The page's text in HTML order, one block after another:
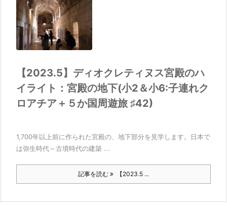
【2023.5】ディオクレティヌス宮殿のハ
イライト：宮殿の地下(小2＆小6:子連れク
ロアチア＋５か国周遊旅 ♯42)
1,700年以上前に作られた宮殿の、地下部分を見学します。日本で
は弥生時代～古墳時代の建築 ...
記事を読む 【2023.5 ...